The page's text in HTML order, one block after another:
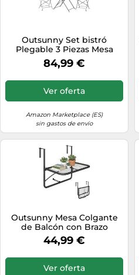
Outsunny Set bistró
Plegable 3 Piezas Mesa
Redonda bistró Set Gris
84,99 €
Ver oferta
Amazon Marketplace (ES)
sin gastos de envío
Outsunny Mesa Colgante
de Balcón con Brazo
Regulable 60x56x50 cm
Negro
44,99 €
Ver oferta